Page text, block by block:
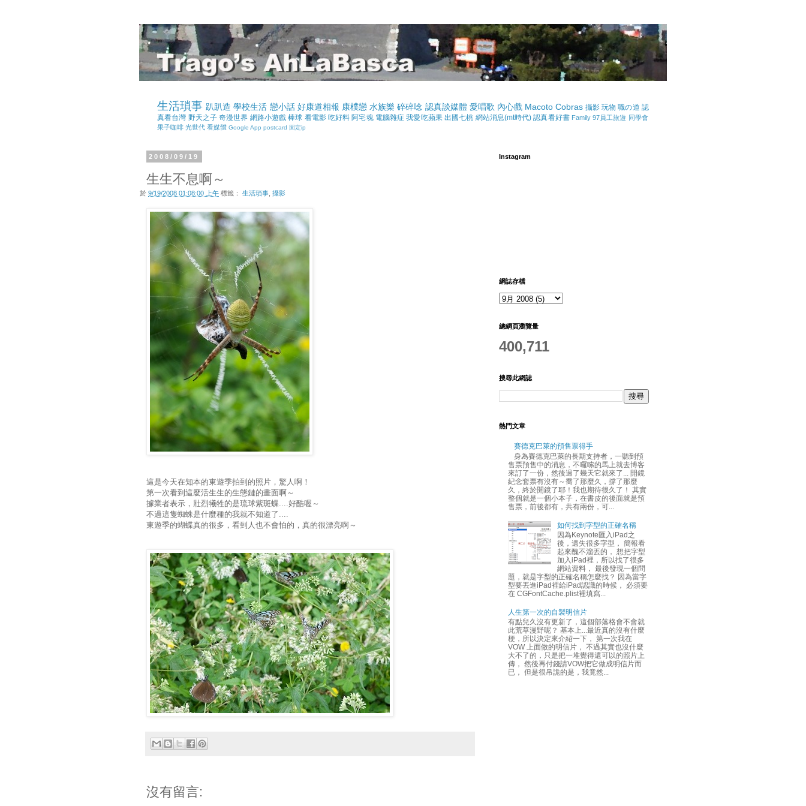
生活瑣事 趴趴造 學校生活 戀小話 好康道相報 康樸戀 水族樂 碎碎唸 認真談媒體 愛唱歌 內心戲 Macoto Cobras 攝影 玩物 職の道 認
真看台灣 野天之子 奇漫世界 網路小遊戲 棒球 看電影 吃好料 阿宅魂 電腦雜症 我愛吃蘋果 出國七桃 網站消息(mt時代) 認真看好書 Family 97員工旅遊 同學會
果子咖啡 光世代 看媒體 Google App postcard 固定ip
2008/09/19
生生不息啊～
於9/19/2008 01:08:00 上午 標籤：生活瑣事 ,攝影
這是今天在知本的東遊季拍到的照片，驚人啊！
第一次看到這麼活生生的生態鏈的畫面啊～
據業者表示，壯烈犧牲的是琉球紫斑蝶....好酷喔～
不過這隻蜘蛛是什麼種的我就不知道了....
東遊季的蝴蝶真的很多，看到人也不會怕的，真的很漂亮啊～
沒有留言:
Instagram
網誌存檔
總網頁瀏覽量
400,711
搜尋此網誌
熱門文章
賽德克巴萊的預售票得手
身為賽德克巴萊的長期支持者，一聽到預
售票預售中的消息，不囉嗦的馬上就去博客
來訂了一份，然後過了幾天它就來了... 開鏡
紀念套票有沒有～喬了那麼久，撐了那麼
久，終於開鏡了耶！我也期待很久了！ 其實
整個就是一個小本子，在書皮的後面就是預
售票，前後都有，共有兩份，可...
如何找到字型的正確名稱
因為Keynote匯入iPad之
後，遺失很多字型， 簡報看
起來醜不溜丟的， 想把字型
加入iPad裡，所以找了很多
網站資料， 最後發現一個問
題，就是字型的正確名稱怎麼找？ 因為當字
型要丟進iPad裡給iPad認識的時候， 必須要
在 CGFontCache.plist裡填寫...
人生第一次的自製明信片
有點兒久沒有更新了，這個部落格會不會就
此荒草漫野呢？ 基本上...最近真的沒有什麼
梗，所以決定來介紹一下， 第一次我在
VOW 上面做的明信片， 不過其實也沒什麼
大不了的，只是把一堆覺得還可以的照片上
傳， 然後再付錢請VOW把它做成明信片而
已， 但是很吊詭的是，我竟然...